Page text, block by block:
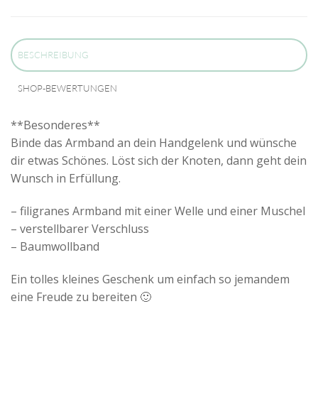
BESCHREIBUNG
SHOP-BEWERTUNGEN
**Besonderes**
Binde das Armband an dein Handgelenk und wünsche
dir etwas Schönes. Löst sich der Knoten, dann geht dein
Wunsch in Erfüllung.
– filigranes Armband mit einer Welle und einer Muschel
– verstellbarer Verschluss
– Baumwollband
Ein tolles kleines Geschenk um einfach so jemandem
eine Freude zu bereiten 🙂